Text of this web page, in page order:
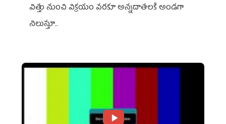
విత్తు నుంచి విక్రయం వరకూ అన్నదాతలకి అండగా
నిలుస్తూ..